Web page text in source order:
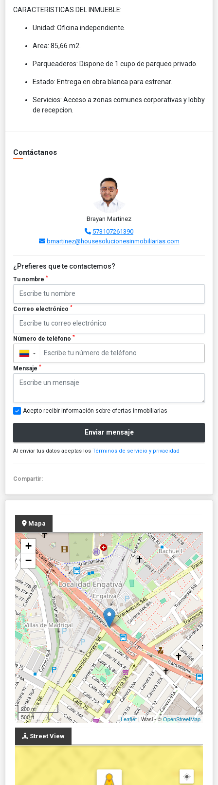
CARACTERISTICAS DEL INMUEBLE:
Unidad: Oficina independiente.
Area: 85,66 m2.
Parqueaderos: Dispone de 1 cupo de parqueo privado.
Estado: Entrega en obra blanca para estrenar.
Servicios: Acceso a zonas comunes corporativas y lobby
de recepcion.
Contáctanos
Brayan Martinez
573107261390
bmartinez@housesolucionesinmobiliarias.com
¿Prefieres que te contactemos?
Tu nombre *
Correo electrónico *
Número de teléfono *
▼
Mensaje *
Acepto recibir información sobre ofertas inmobiliarias
Enviar mensaje
Al enviar tus datos aceptas los Términos de servicio y privacidad
Compartir:
Mapa
+
−
200 m
500 ft
Leaflet | Wasi - ©OpenStreetMap
Street View